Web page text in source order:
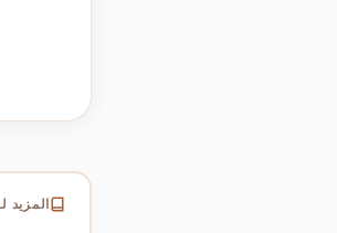
المزيد